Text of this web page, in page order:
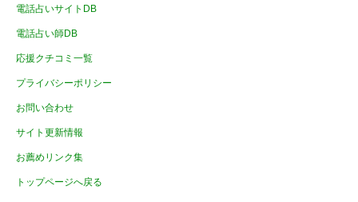
電話占いサイトDB
電話占い師DB
応援クチコミ一覧
プライバシーポリシー
お問い合わせ
サイト更新情報
お薦めリンク集
トップページへ戻る